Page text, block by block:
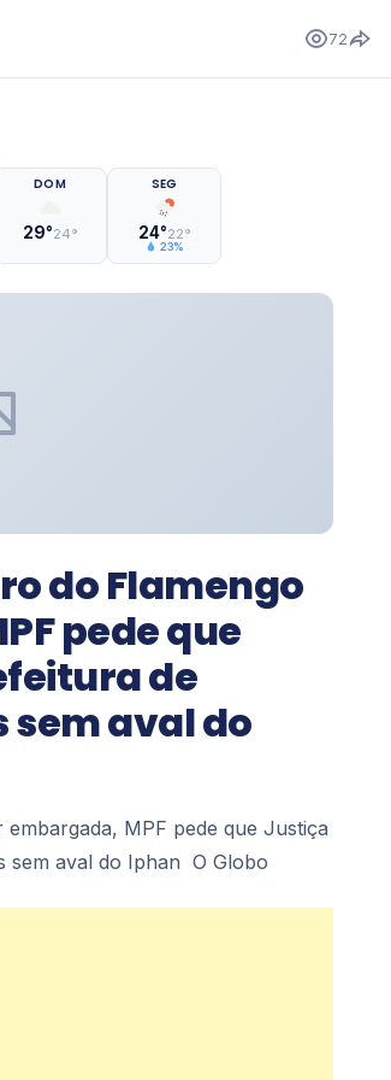
72
DOM
29°24°
SEG
24°22°
23%
do Flamengo
pede que
de
aval do
MPF pede que Justiça
sem aval do Iphan O Globo